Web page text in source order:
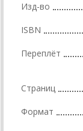
Изд-во
ISBN
Переплёт
Страниц
Формат